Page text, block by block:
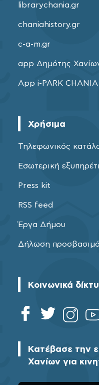
librarychania.gr
chaniahistory.gr
c-a-m.gr
app Δημότης
App i-PARK CHANIA
Χρήσιμα
Τηλεφωνικός
Εσωτερική
Press kit
RSS feed
Έργα Δήμου
Δήλωση
Κοινωνικά
Κατέβασε την
Χανίων για